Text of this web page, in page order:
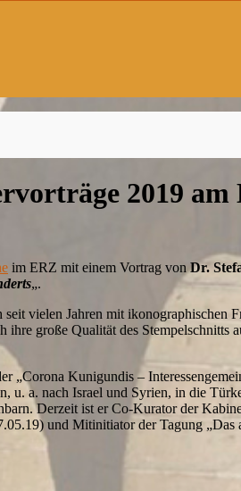
2019 am
im ERZ mit einem Vortrag von Dr.
„.
vielen Jahren mit ikonographischen
ihre große Qualität des
„Corona Kunigundis –
u. a. nach Israel und Syrien, in die
Derzeit ist er Co-Kurator der
und Mitinitiator der Tagung „Das